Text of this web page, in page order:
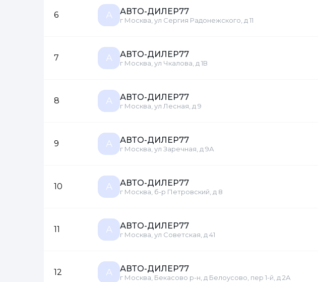
6 А АВТО-ДИЛЕР77
г Москва, ул Сергия Радонежского, д 11
7 А АВТО-ДИЛЕР77
г Москва, ул Чкалова, д 1В
8 А АВТО-ДИЛЕР77
г Москва, ул Лесная, д 9
9 А АВТО-ДИЛЕР77
г Москва, ул Заречная, д 9А
10 А АВТО-ДИЛЕР77
г Москва, б-р Петровский, д 8
11 А АВТО-ДИЛЕР77
г Москва, ул Советская, д 41
12 А АВТО-ДИЛЕР77
г Москва, Бекасово р-н, д Белоусово, пер 1-й, д 2А